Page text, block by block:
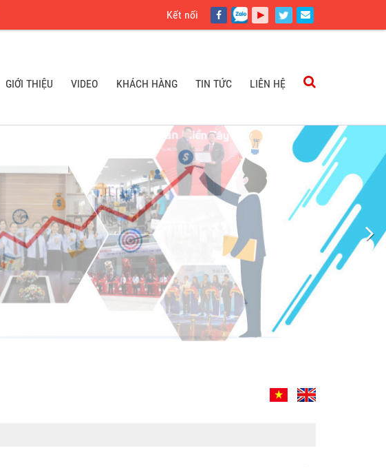
Kết nối
GIỚI THIỆU VIDEO
VIDEO
KHÁCH HÀNG
KHÁCH HÀNG
TIN TỨC
TIN TỨC
LIÊN HỆ
LIÊN HỆ